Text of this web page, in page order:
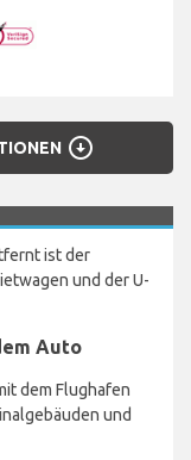
arrow_circle_down
ist der
und der U-
Auto
dem Flughafen
und